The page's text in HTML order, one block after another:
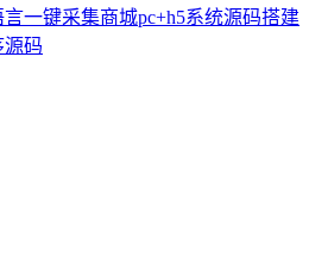
一键采集商城pc+h5系统源码搭建
码